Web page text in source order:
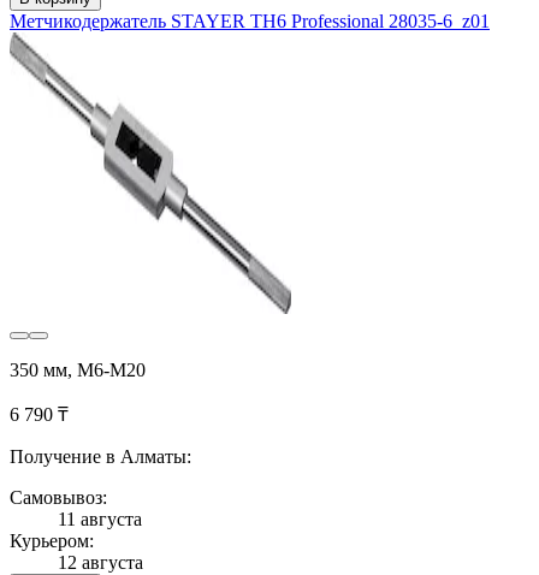
Метчикодержатель STAYER TH6 Professional 28035-6_z01
350 мм, М6-М20
6 790 ₸
Получение в Алматы:
Самовывоз:
11 августа
Курьером:
12 августа